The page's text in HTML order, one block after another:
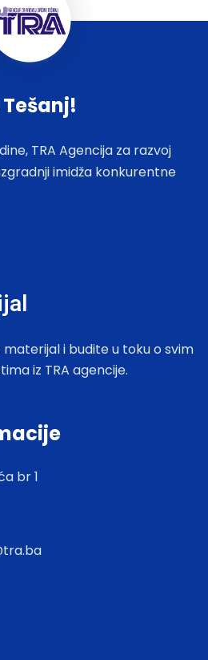
TRA Agencija za razvoj
imidža konkurentne
i budite u toku o svim
iz TRA agencije.
br 1